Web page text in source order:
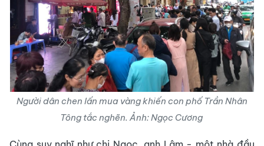
Người dân chen lấn mua vàng khiến con phố Trần Nhân
Tông tắc nghẽn. Ảnh: Ngọc Cương